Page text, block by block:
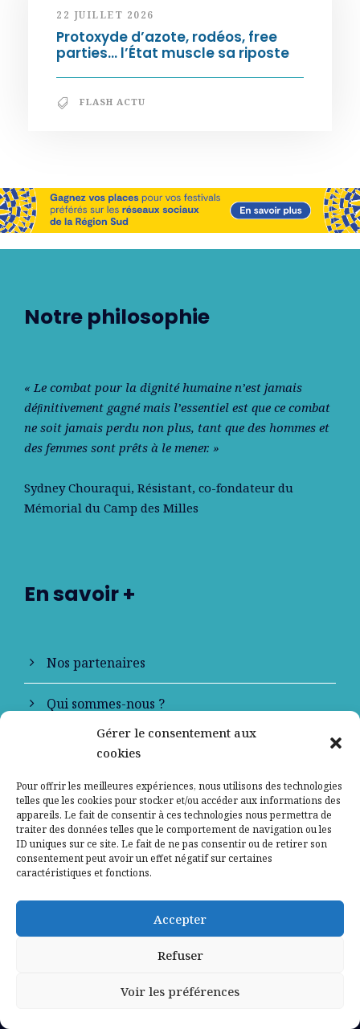
Gérer le consentement aux
cookies
Pour offrir les meilleures expériences, nous utilisons des technologies
telles que les cookies pour stocker et/ou accéder aux informations des
appareils. Le fait de consentir à ces technologies nous permettra de
traiter des données telles que le comportement de navigation ou les
ID uniques sur ce site. Le fait de ne pas consentir ou de retirer son
consentement peut avoir un effet négatif sur certaines
caractéristiques et fonctions.
Accepter
Refuser
Voir les préférences
22 JUILLET 2026
Protoxyde d’azote, rodéos, free
parties… l’État muscle sa riposte
FLASH ACTU
Notre philosophie
« Le combat pour la dignité humaine n’est jamais
déﬁnitivement gagné mais l’essentiel est que ce combat
ne soit jamais perdu non plus, tant que des hommes et
des femmes sont prêts à le mener. »
Sydney Chouraqui, Résistant, co-fondateur du
Mémorial du Camp des Milles
En savoir +
Nos partenaires
Qui sommes-nous ?
Contactez-nous
Mentions légales
Politique de confidentialité